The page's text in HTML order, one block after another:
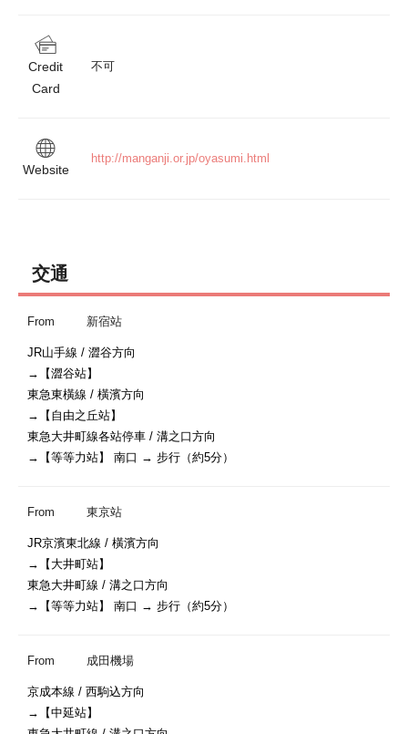
Credit
Card
不可
Website
http://manganji.or.jp/oyasumi.html
交通
From 新宿站
JR山手線 / 澀谷方向
→【澀谷站】
東急東橫線 / 橫濱方向
→【自由之丘站】
東急大井町線各站停車 / 溝之口方向
From 東京站
JR京濱東北線 / 橫濱方向
→【大井町站】
東急大井町線 / 溝之口方向
From 成田機場
京成本線 / 西駒込方向
→【中延站】